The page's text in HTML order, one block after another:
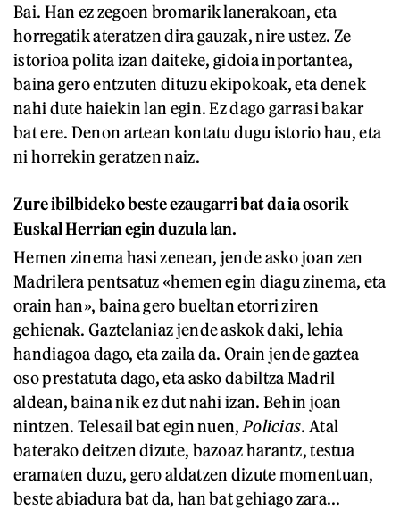
Bai. Han ez zegoen bromarik lanerakoan, eta
horregatik ateratzen dira gauzak, nire ustez. Ze
istorioa polita izan daiteke, gidoia inportantea,
baina gero entzuten dituzu ekipokoak, eta denek
nahi dute haiekin lan egin. Ez dago garrasi bakar
bat ere. Denon artean kontatu dugu istorio hau, eta
ni horrekin geratzen naiz.
Zure ibilbideko beste ezaugarri bat da ia osorik
Euskal Herrian egin duzula lan.
Hemen zinema hasi zenean, jende asko joan zen
Madrilera pentsatuz «hemen egin diagu zinema, eta
orain han», baina gero bueltan etorri ziren
gehienak. Gaztelaniaz jende askok daki, lehia
handiagoa dago, eta zaila da. Orain jende gaztea
oso prestatuta dago, eta asko dabiltza Madril
aldean, baina nik ez dut nahi izan. Behin joan
nintzen. Telesail bat egin nuen, Policias. Atal
baterako deitzen dizute, bazoaz harantz, testua
eramaten duzu, gero aldatzen dizute momentuan,
beste abiadura bat da, han bat gehiago zara...